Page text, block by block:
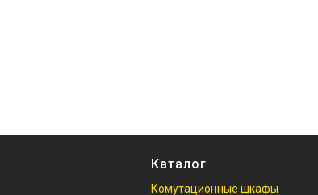
Каталог
Комутационные шкафы